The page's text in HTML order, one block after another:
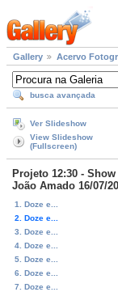
Gallery Acervo
busca avançada
Ver Slideshow
View Slideshow
(Fullscreen)
Projeto 12:30 - Show
João Amado 16/07/
1. Doze e...
2. Doze e...
3. Doze e...
4. Doze e...
5. Doze e...
6. Doze e...
7. Doze e...